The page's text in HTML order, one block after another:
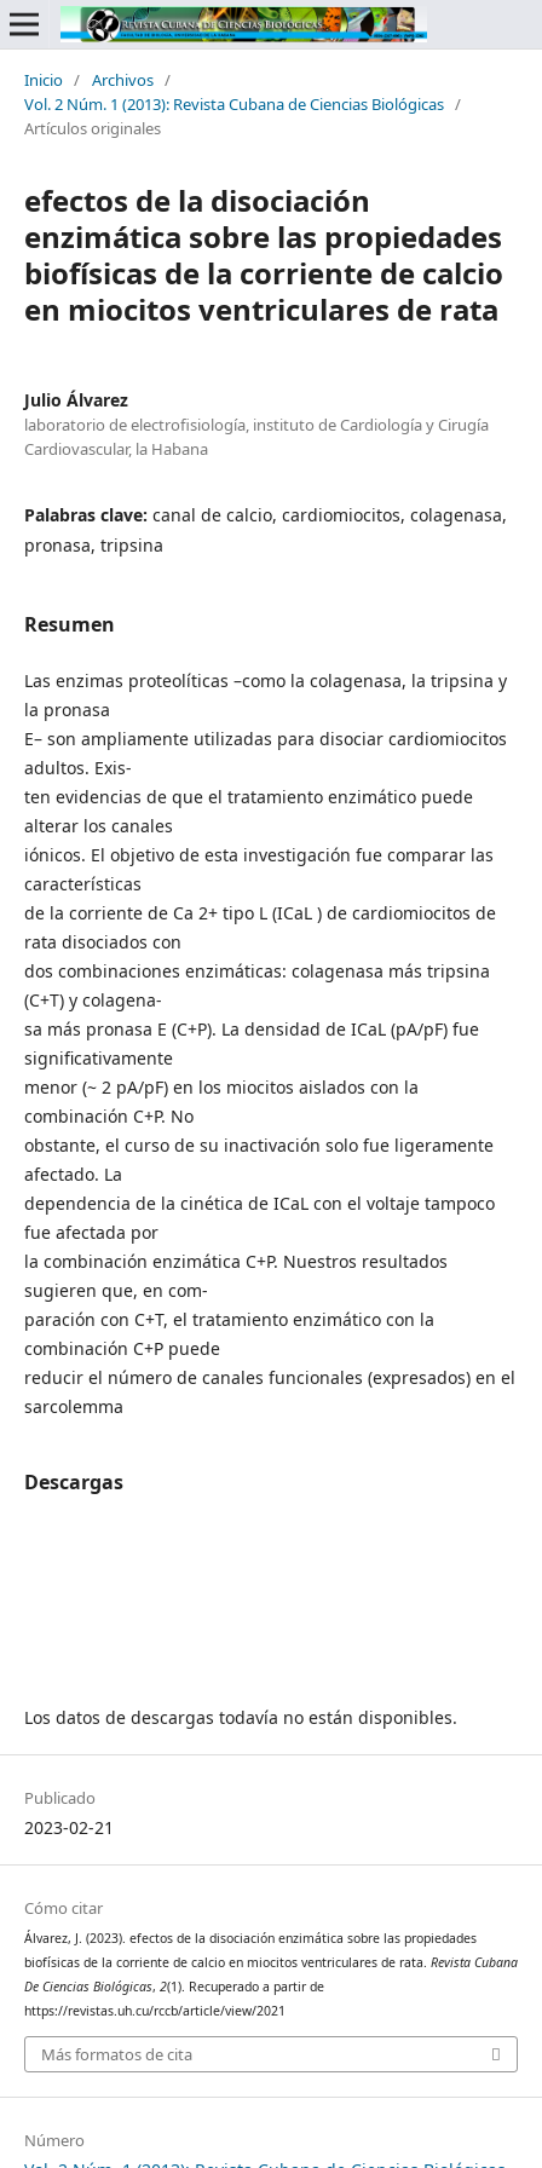
Inicio / Archivos /
Vol. 2 Núm. 1 (2013): Revista Cubana de Ciencias Biológicas /
Artículos originales
efectos de la disociación
enzimática sobre las propiedades
biofísicas de la corriente de calcio
en miocitos ventriculares de rata
Julio Álvarez
laboratorio de electrofisiología, instituto de Cardiología y Cirugía
Cardiovascular, la Habana
Palabras clave: canal de calcio, cardiomiocitos, colagenasa,
pronasa, tripsina
Resumen
Las enzimas proteolíticas –como la colagenasa, la tripsina y
la pronasa
E– son ampliamente utilizadas para disociar cardiomiocitos
adultos. Exis-
ten evidencias de que el tratamiento enzimático puede
alterar los canales
iónicos. El objetivo de esta investigación fue comparar las
características
de la corriente de Ca 2+ tipo L (ICaL ) de cardiomiocitos de
rata disociados con
dos combinaciones enzimáticas: colagenasa más tripsina
(C+T) y colagena-
sa más pronasa E (C+P). La densidad de ICaL (pA/pF) fue
significativamente
menor (~ 2 pA/pF) en los miocitos aislados con la
combinación C+P. No
obstante, el curso de su inactivación solo fue ligeramente
afectado. La
dependencia de la cinética de ICaL con el voltaje tampoco
fue afectada por
la combinación enzimática C+P. Nuestros resultados
sugieren que, en com-
paración con C+T, el tratamiento enzimático con la
combinación C+P puede
reducir el número de canales funcionales (expresados) en el
sarcolemma
Descargas
Los datos de descargas todavía no están disponibles.
Publicado
2023-02-21
Cómo citar
Álvarez, J. (2023). efectos de la disociación enzimática sobre las propiedades
biofísicas de la corriente de calcio en miocitos ventriculares de rata. Revista Cubana
De Ciencias Biológicas, 2(1). Recuperado a partir de
https://revistas.uh.cu/rccb/article/view/2021
Más formatos de cita
Número